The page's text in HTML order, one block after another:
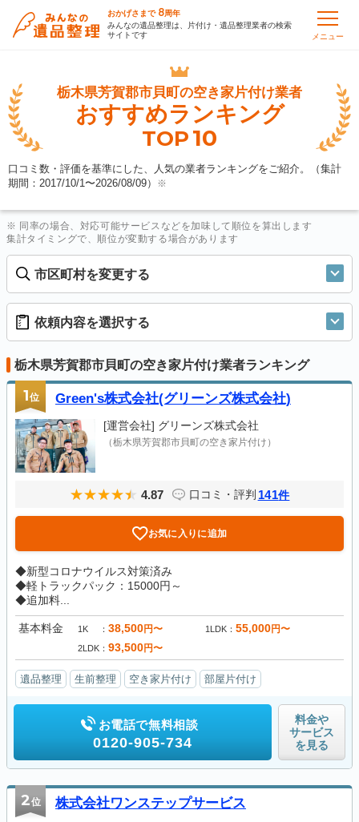
おかげさまで 8周年
みんなの遺品整理は、片付け・遺品整理業者の検索
サイトです
メニュー
栃木県芳賀郡市貝町の空き家片付け業者
おすすめランキング
TOP10
口コミ数・評価を基準にした、人気の業者ランキングをご紹介。（集計
期間：2017/10/1〜2026/08/09） ※
※ 同率の場合、対応可能サービスなどを加味して順位を算出します
集計タイミングで、順位が変動する場合があります
市区町村を変更する
依頼内容を選択する
栃木県芳賀郡市貝町の空き家片付け業者ランキング
1位 Green's株式会社(グリーンズ株式会社)
[運営会社] グリーンズ株式会社
（栃木県芳賀郡市貝町の空き家片付け）
4.87 口コミ・評判 141件
お気に入りに追加
◆新型コロナウイルス対策済み
◆軽トラックパック：15000円～
◆追加料...
基本料金 1K 38,500円〜 1LDK 55,000円〜
2LDK 93,500円〜
遺品整理 生前整理 空き家片付け 部屋片付け
お電話で無料相談
0120-905-734
料金や
サービス
を見る
2位 株式会社ワンステップサービス